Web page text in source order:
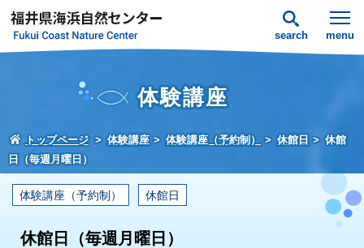
search menu
体験講座
トップページ 体験講座 体験講座（予約制） 休館日
休館
日（毎週月曜日）
体験講座（予約制） 休館日
休館日（毎週月曜日）